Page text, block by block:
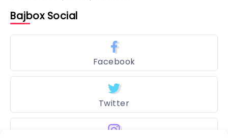
Bajbox Social
Facebook
Twitter